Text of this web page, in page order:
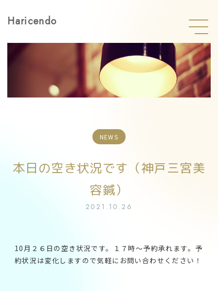
Haricendo
NEWS
本日の空き状況です（神戸三宮美
容鍼）
2021.10.26
10月２６日の空き状況です。１７時～予約承れます。予
約状況は変化しますので気軽にお問い合わせください！